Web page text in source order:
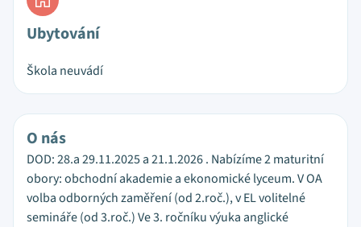
Ubytování
Škola neuvádí
O nás
DOD: 28.a 29.11.2025 a 21.1.2026 . Nabízíme 2 maturitní
obory: obchodní akademie a ekonomické lyceum. V OA
volba odborných zaměření (od 2.roč.), v EL volitelné
semináře (od 3.roč.) Ve 3. ročníku výuka anglické